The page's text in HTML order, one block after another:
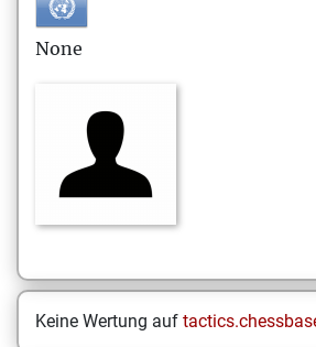
None
Keine Wertung auf